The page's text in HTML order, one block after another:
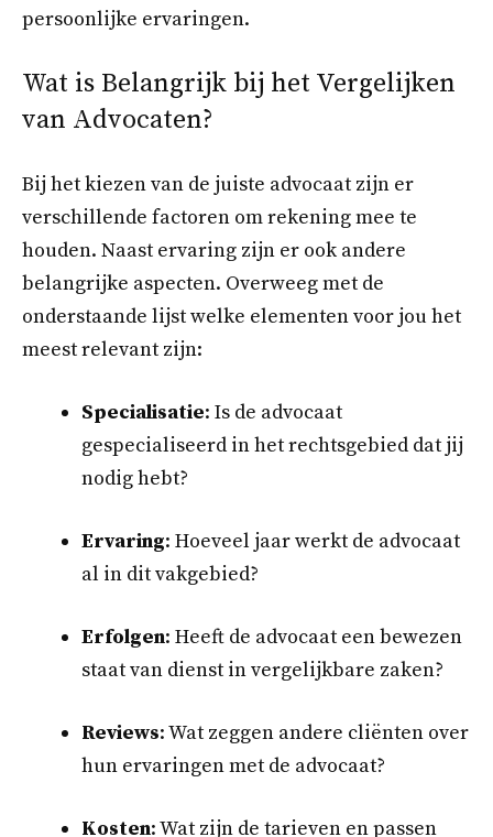
persoonlijke ervaringen.
Wat is Belangrijk bij het Vergelijken
van Advocaten?
Bij het kiezen van de juiste advocaat zijn er
verschillende factoren om rekening mee te
houden. Naast ervaring zijn er ook andere
belangrijke aspecten. Overweeg met de
onderstaande lijst welke elementen voor jou het
meest relevant zijn:
Specialisatie: Is de advocaat
gespecialiseerd in het rechtsgebied dat jij
nodig hebt?
Ervaring: Hoeveel jaar werkt de advocaat
al in dit vakgebied?
Erfolgen: Heeft de advocaat een bewezen
staat van dienst in vergelijkbare zaken?
Reviews: Wat zeggen andere cliënten over
hun ervaringen met de advocaat?
Kosten: Wat zijn de tarieven en passen